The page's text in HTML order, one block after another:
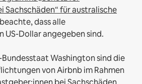
Sachschäden“ für australische
dass alle
US-Dollar angegeben sind.
Bundesstaat Washington sind die
von Airbnb im Rahmen